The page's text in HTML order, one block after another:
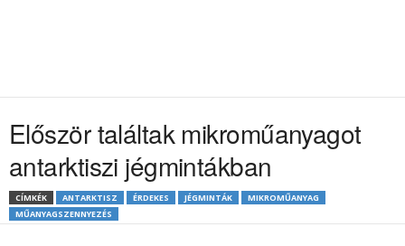
Először találtak mikroműanyagot
antarktiszi jégmintákban
CÍMKÉK ANTARKTISZ ÉRDEKES JÉGMINTÁK
MIKROMŰANYAG
MŰANYAGSZENNYEZÉS